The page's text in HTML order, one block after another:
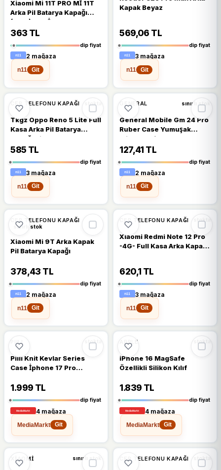
Xiaomi Mi 11T PRO Mİ 11T
Arka Pil Batarya Kapağı
(CAM) MAVİ
363 TL
dip fiyat
2 mağaza
n11
Git
Kapak Beyaz
569,06 TL
dip fiyat
3 mağaza
n11
Git
🔥%37 DÜŞTÜ
CEP TELEFONU KAPAĞI stokta
Tkgz Oppo Reno 5 Lite Full
Kasa Arka Pil Batarya
Kapağı Siyah
585 TL
dip fiyat
3 mağaza
n11
Git
%36 DÜŞTÜ
GENERAL sınırlı stok
General Mobile Gm 24 Pro
Ruber Case Yumuşak
Slikon Kılıf
127,41 TL
dip fiyat
2 mağaza
n11
Git
%34 🔥%34 DÜŞTÜ
CEP TELEFONU KAPAĞI
sınırlı stok
Xiaomi Mi 9T Arka Kapak
Pil Batarya Kapağı
378,43 TL
dip fiyat
2 mağaza
n11
Git
%34 🔥%34 DÜŞTÜ
CEP TELEFONU KAPAĞI stokta
Xiaomi Redmi Note 12 Pro
-4G- Full Kasa Arka Kapak
620,1 TL
dip fiyat
3 mağaza
n11
Git
%33 %33 DÜŞTÜ
PIILI stokta
Piili Knit Kevlar Series
Case İphone 17 Pro
1.999 TL
dip fiyat
4 mağaza
MediaMarkt
Git
%33 %33 DÜŞTÜ
APPLE stokta
iPhone 16 MagSafe
Özellikli Silikon Kılıf
1.839 TL
dip fiyat
4 mağaza
MediaMarkt
Git
%32 %32 DÜŞTÜ
XIAOMI sınırlı stok %32 🔥%32 DÜŞTÜ
CEP TELEFONU KAPAĞI stokta